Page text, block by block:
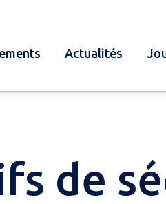
Actualités
de